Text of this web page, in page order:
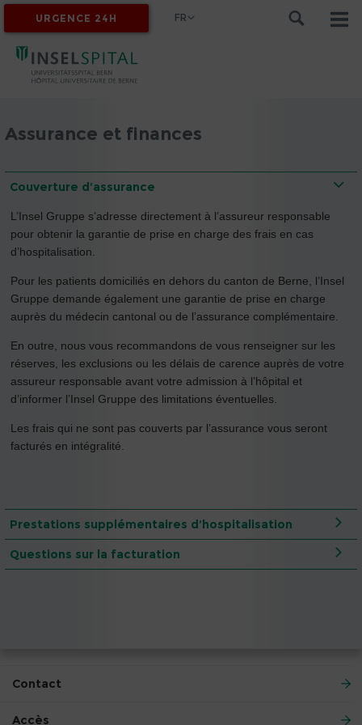
MYINSEL
URGENCE 24H FR
Assurance et finances
Couverture d’assurance
L’Insel Gruppe s’adresse directement à l’assureur responsable
pour obtenir la garantie de prise en charge des frais en cas
d’hospitalisation.
Pour les patients domiciliés en dehors du canton de Berne, l’Insel
Gruppe demande également une garantie de prise en charge
auprès du médecin cantonal ou de l’assurance complémentaire.
En outre, nous vous recommandons de vous renseigner sur les
réserves, les exclusions ou les délais de carence auprès de votre
assureur responsable avant votre admission à l’hôpital et
d’informer l’Insel Gruppe des limitations éventuelles.
Les frais qui ne sont pas couverts par l’assurance vous seront
facturés en intégralité.
Prestations supplémentaires d’hospitalisation
Questions sur la facturation
Contact
Accès